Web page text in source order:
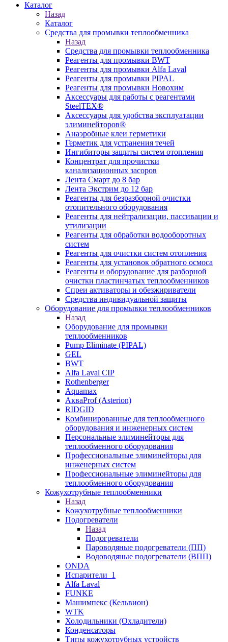
Каталог
Назад
Каталог
Средства для промывки теплообменника
Назад
Средства для промывки теплообменника
Реагенты для промывки BWT
Реагенты для промывки Alfa Laval
Реагенты для промывки PIPAL
Реагенты для промывки Новохим
Аксессуары для работы с реагентами
SteelTEX®
Аксессуары для удобства эксплуатации
элиминейторов®
Анаэробные клеи герметики
Герметик для устранения течей
Ингибиторы защиты систем отопления
Концентрат для прочистки
канализационных засоров
Лента Смарт до 8 бар
Лента Экстрим до 12 бар
Реагенты для безразборной очистки
отопительного оборудования
Реагенты для нейтрализации, пассивации и
утилизации
Реагенты для обработки водооборотных
систем
Реагенты для очистки систем отопления
Реагенты для установок обратного осмоса
Реагенты и оборудование для разборной
очистки пластинчатых теплообменников
Спреи активаторы и обезжириватели
Средства индивидуальной защиты
Оборудование для промывки теплообменников
Назад
Оборудование для промывки
теплообменников
Pump Eliminate (PIPAL)
GEL
BWT
Alfa Laval CIP
Rothenberger
Aquamax
АкваProf (Asterion)
RIDGID
Комбинированные для теплообменного
оборудования и инженерных систем
Персональные элиминейторы для
теплообменного оборудования
Профессиональные элиминейторы для
инженерных систем
Профессиональные элиминейторы для
теплообменного оборудования
Кожухотрубные теплообменники
Назад
Кожухотрубные теплообменники
Подогреватели
Назад
Подогреватели
Пароводяные подогреватели (ПП)
Водоводяные подогреватели (ВПП)
ONDA
Испарители_1
Alfa Laval
FUNKE
Машимпекс (Кельвион)
WTK
Холодильники (Охладители)
Конденсаторы
Типы кожухотрубных устройств